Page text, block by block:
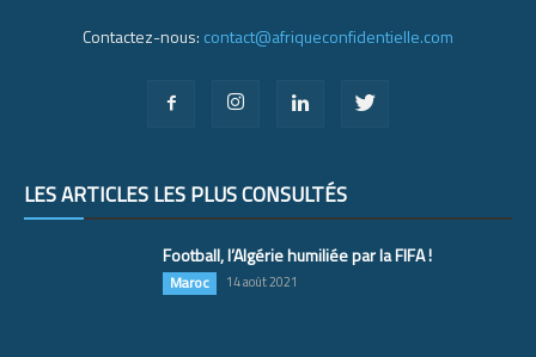
Contactez-nous: contact@afriqueconfidentielle.com
LES ARTICLES LES PLUS CONSULTÉS
Football, l’Algérie humiliée par la FIFA !
Maroc 14 août 2021